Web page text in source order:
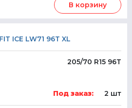
В корзину
ICE LW71 96T XL
205/70 R15 96T
Под заказ: 2 шт